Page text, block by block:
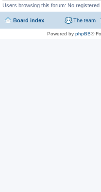
Users browsing this forum: No
Board index The team
Powered by phpBB®